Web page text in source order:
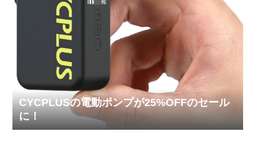
CYCPLUSの電動ポンプが25%OFFのセール
に！